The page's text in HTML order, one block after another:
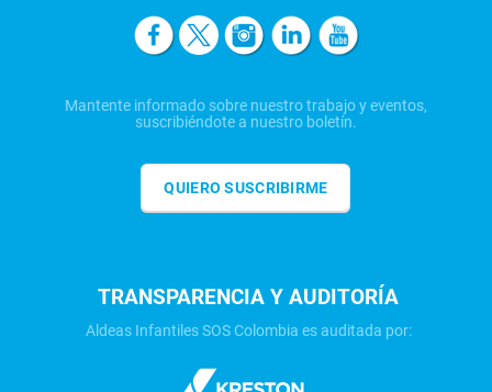
Mantente informado sobre nuestro trabajo y eventos,
suscribiéndote a nuestro boletín.
QUIERO SUSCRIBIRME
TRANSPARENCIA Y AUDITORÍA
Aldeas Infantiles SOS Colombia es auditada por: